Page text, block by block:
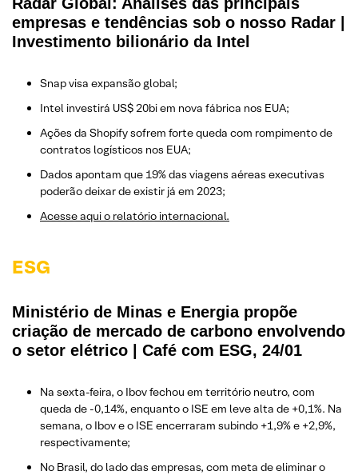
empresas e tendências sob o nosso Radar |
Investimento bilionário da Intel
Snap visa expansão global;
Intel investirá US$ 20bi em nova fábrica nos EUA;
Ações da Shopify sofrem forte queda com rompimento de
contratos logísticos nos EUA;
Dados apontam que 19% das viagens aéreas executivas
poderão deixar de existir já em 2023;
Acesse aqui o relatório internacional.
ESG
Ministério de Minas e Energia propõe
criação de mercado de carbono envolvendo
o setor elétrico | Café com ESG, 24/01
Na sexta-feira, o Ibov fechou em território neutro, com
queda de -0,14%, enquanto o ISE em leve alta de +0,1%. Na
semana, o Ibov e o ISE encerraram subindo +1,9% e +2,9%,
respectivamente;
No Brasil, do lado das empresas, com meta de eliminar o